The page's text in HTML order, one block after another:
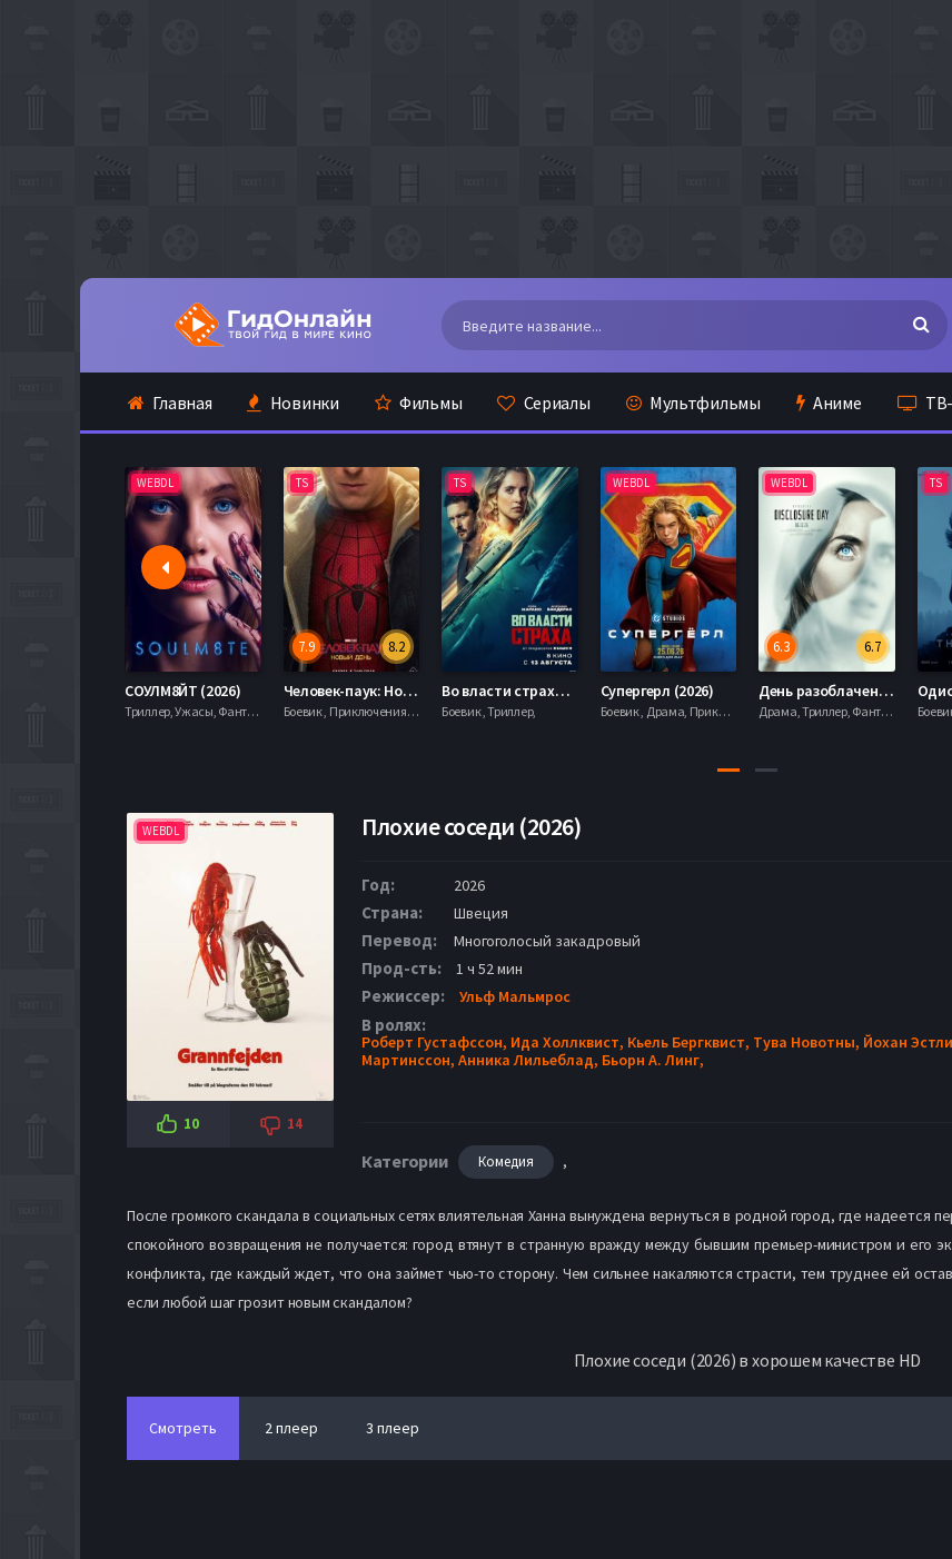
Главная Новинки Фильмы Сериалы Мультфильмы Аниме
WEBDL
СОУЛМ8ЙТ (2026)
Триллер, Ужасы, Фантастика,
TS
8.2
7.9
Человек-паук: Новый день (2026)
Боевик , Приключения, Фантастика, Фэнтези,
TS
Во власти страха (2026)
Боевик , Триллер,
WEBDL
Супергерл (2026)
Боевик , Драма, Приключения, Фантастика,
WEBDL
6.7
6.3
День разоблачения (2026)
Драма, Триллер, Фантастика,
TS
WEBDL
10 14
Плохие соседи (2026)
Год: 2026
Страна: Швеция
Перевод: Многоголосый закадровый
Прод-сть: 1 ч 52 мин
Режиссер: Ульф Мальмрос
В ролях:
Роберт Густафссон, Ида Холлквист, Кьель Бергквист, Тува Новотны, Йохан
Мартинссон, Анника Лильеблад, Бьорн А. Линг,
Категории Комедия ,
После громкого скандала в социальных сетях влиятельная Ханна вынуждена вернуться в родной город, где
спокойного возвращения не получается: город втянут в странную вражду между бывшим премьер-министром и его
конфликта, где каждый ждет, что она займет чью-то сторону. Чем сильнее накаляются страсти, тем труднее ей
если любой шаг грозит новым скандалом?
Плохие соседи (2026) в хорошем качестве HD
Смотреть 2 плеер 3 плеер